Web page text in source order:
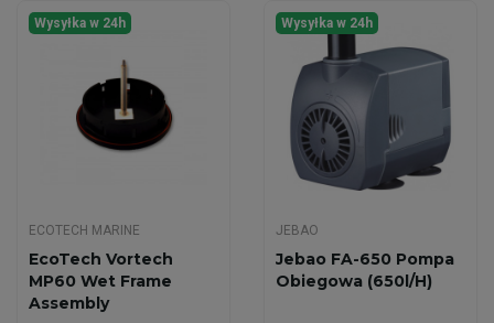
Wysyłka w 24h
ECOTECH MARINE
EcoTech Vortech
MP60 Wet Frame
Assembly
Wysyłka w 24h
JEBAO
Jebao FA-650 Pompa
Obiegowa (650l/h)